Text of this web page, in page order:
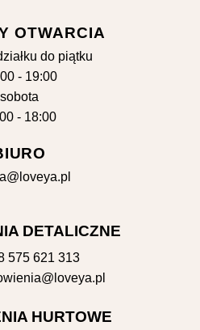
OTWARCIA
do piątku
- 19:00
sobota
- 18:00
DETALICZNE
575 621 313
HURTOWE